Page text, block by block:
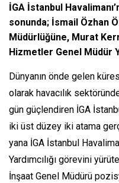
İGA İstanbul
sonunda; İsmail Özhan
Müdürlüğüne, Murat
Hizmetler Genel Müdür
Dünyanın önde gelen
olarak havacılık
gün güçlendiren İGA
iki üst düzey iki atama
yana İGA İstanbul
Yardımcılığı görevini
İnşaat Genel Müdürü